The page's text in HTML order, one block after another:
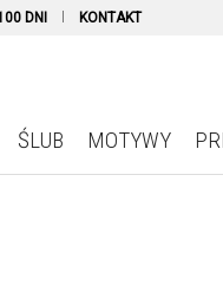
DNI KONTAKT
ŚLUB MOTYWY